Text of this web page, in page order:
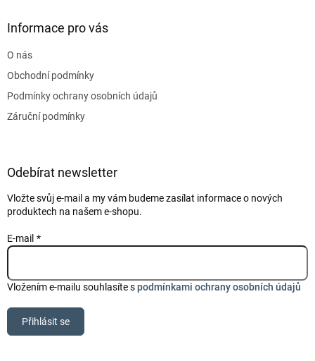
Informace pro vás
O nás
Obchodní podmínky
Podmínky ochrany osobních údajů
Záruční podmínky
Odebírat newsletter
Vložte svůj e-mail a my vám budeme zasílat informace o nových
produktech na našem e-shopu.
E-mail
Vložením e-mailu souhlasíte spodmínkami ochrany osobních údajů
Přihlásit se